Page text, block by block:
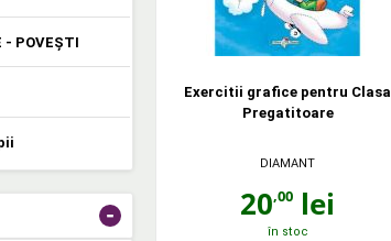
- POVEȘTI
-
Exercitii grafice pentru Clasa
Pregatitoare
DIAMANT
20,00 lei
în stoc